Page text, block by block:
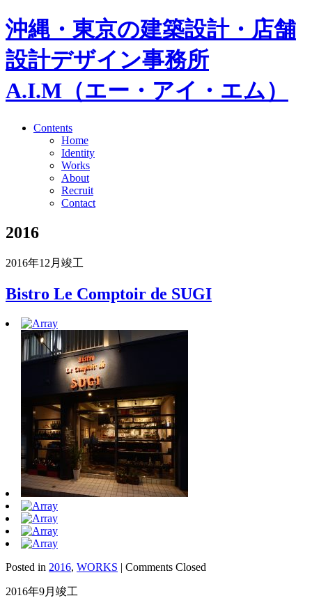
沖縄・東京の建築設計・店舗
設計デザイン事務所
A.I.M（エー・アイ・エム）
Contents
Home
Identity
Works
About
Recruit
Contact
2016
2016年12月竣工
Bistro Le Comptoir de SUGI
Posted in 2016, WORKS | Comments Closed
2016年9月竣工